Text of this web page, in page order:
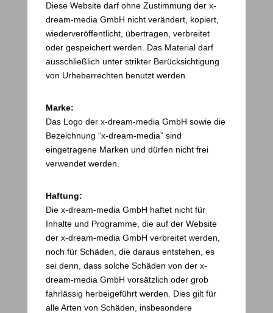
Diese Website darf ohne Zustimmung der x-
dream-media GmbH nicht verändert, kopiert,
wiederveröffentlicht, übertragen, verbreitet
oder gespeichert werden. Das Material darf
ausschließlich unter strikter Berücksichtigung
von Urheberrechten benutzt werden.
Marke:
Das Logo der x-dream-media GmbH sowie die
Bezeichnung “x-dream-media” sind
eingetragene Marken und dürfen nicht frei
verwendet werden.
Haftung:
Die x-dream-media GmbH haftet nicht für
Inhalte und Programme, die auf der Website
der x-dream-media GmbH verbreitet werden,
noch für Schäden, die daraus entstehen, es
sei denn, dass solche Schäden von der x-
dream-media GmbH vorsätzlich oder grob
fahrlässig herbeigeführt werden. Dies gilt für
alle Arten von Schäden, insbesondere